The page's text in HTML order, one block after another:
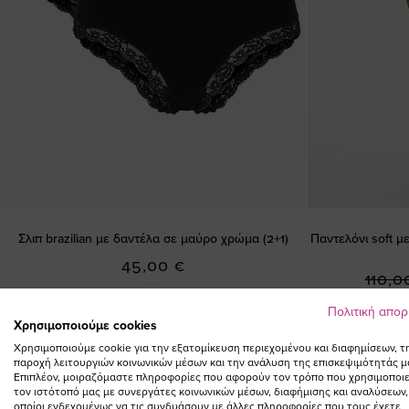
Σλιπ brazilian με δαντέλα σε μαύρο χρώμα (2+1)
45,00 €
Παντελόνι soft
Πολιτική
Χρησιμοποιούμε cookies
Χρησιμοποιούμε cookie για την εξατομίκευση περιεχομένου και διαφημίσεων,
παροχή λειτουργιών κοινωνικών μέσων και την ανάλυση της επισκεψιμότητάς
Επιπλέον, μοιραζόμαστε πληροφορίες που αφορούν τον τρόπο που
τον ιστότοπό μας με συνεργάτες κοινωνικών μέσων, διαφήμισης και αναλύσεων,
οποίοι ενδεχομένως να τις συνδυάσουν με άλλες πληροφορίες που τους έχετε